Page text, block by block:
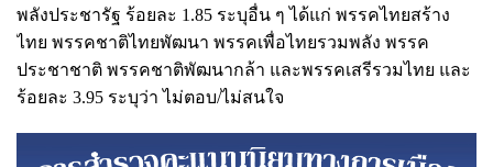
พลังประชารัฐ ร้อยละ 1.85 ระบุอื่น ๆ ได้แก่ พรรคไทยสร้าง
ไทย พรรคชาติไทยพัฒนา พรรคเพื่อไทยรวมพลัง พรรค
ประชาชาติ พรรคชาติพัฒนากล้า และพรรคเสรีรวมไทย และ
ร้อยละ 3.95 ระบุว่า ไม่ตอบ/ไม่สนใจ